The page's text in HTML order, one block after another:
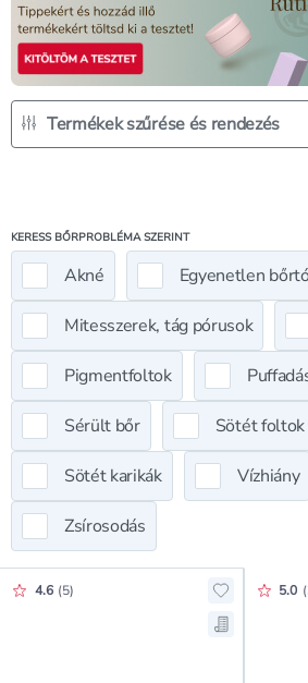
Termékek szűrése és rendezés
KERESS BŐRPROBLÉMA SZERINT
Akné Egyenetlen
Mitesszerek, tág pórusok
Pigmentfoltok
Sérült bőr Sötét foltok
Sötét karikák Vízhiány
Zsírosodás
Értékelés pontszáma:
4.6 (5)
Mentés a
5.0 (